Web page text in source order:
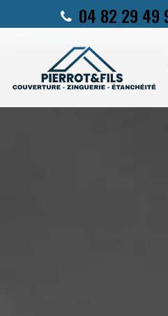
04 82 29 49